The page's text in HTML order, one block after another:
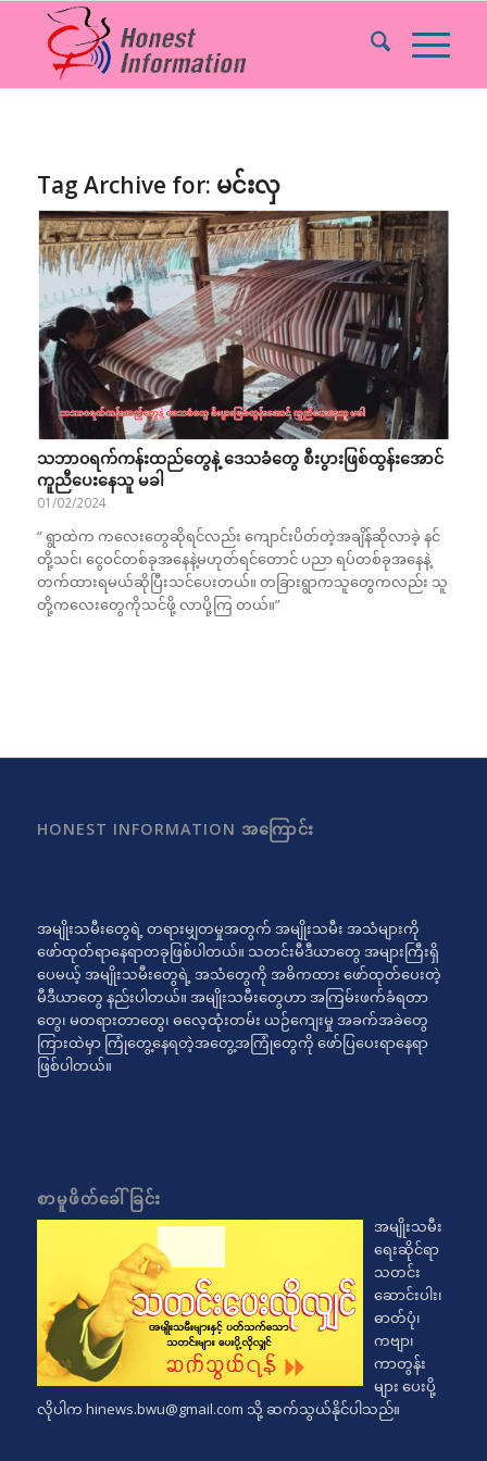
Tag Archive for: မင်းလှ
သဘာ၀ရက်ကန်းထည်တွေနဲ့ ဒေသခံတွေ စီးပွားဖြစ်ထွန်းအောင်
ကူညီပေးနေသူ မခါ
01/02/2024
“ ရွာထဲက ကလေးတွေဆိုရင်လည်း ကျောင်းပိတ်တဲ့အချိန်ဆိုလာခဲ့ နင်
တို့သင်၊ ငွေဝင်တစ်ခုအနေနဲ့မဟုတ်ရင်တောင် ပညာ ရပ်တစ်ခုအနေနဲ့
တက်ထားရမယ်ဆိုပြီးသင်ပေးတယ်။ တခြားရွာကသူတွေကလည်း သူ
တို့ကလေးတွေကိုသင်ဖို့ လာပို့ကြ တယ်။”
HONEST INFORMATION အကြောင်း
အမျိုးသမီးတွေရဲ့ တရားမျှတမှုအတွက် အမျိုးသမီး အသံများကို
ဖော်ထုတ်ရာနေရာတခုဖြစ်ပါတယ်။ သတင်းမီဒီယာတွေ အများကြီးရှိ
ပေမယ့် အမျိုးသမီးတွေရဲ့ အသံတွေကို အဓိကထား ဖော်ထုတ်ပေးတဲ့
မီဒီယာတွေ နည်းပါတယ်။ အမျိုးသမီးတွေဟာ အကြမ်းဖက်ခံရတာ
တွေ၊ မတရားတာတွေ၊ ဓလေ့ထုံးတမ်း ယဉ်ကျေးမှု အခက်အခဲတွေ
ကြားထဲမှာ ကြုံတွေ့နေရတဲ့အတွေ့အကြုံတွေကို ဖော်ပြပေးရာနေရာ
ဖြစ်ပါတယ်။
စာမူဖိတ်ခေါ်ခြင်း
အမျိုးသမီး
ရေးဆိုင်ရာ
သတင်း
ဆောင်းပါး၊
ဓာတ်ပုံ၊
ကဗျာ၊
ကာတွန်း
များ ပေးပို့
လိုပါက hinews.bwu@gmail.com သို့ ဆက်သွယ်နိုင်ပါသည်။